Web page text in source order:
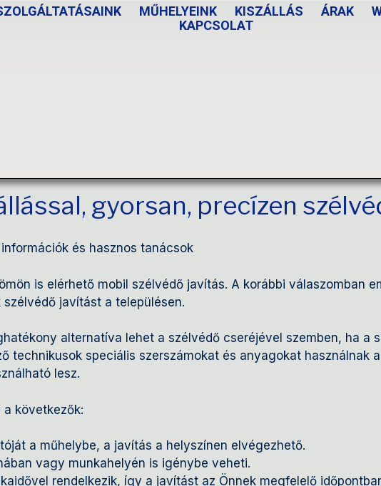
MŰHELYEINK KISZÁLLÁS ÁRAK
KAPCSOLAT
gyorsan, precízen
és hasznos tanácsok
is elérhető mobil szélvédő javítás. A korábbi válaszomban
javítást a településen.
alternatíva lehet a szélvédő cseréjével szemben, ha a
technikusok speciális szerszámokat és anyagokat használnak
lesz.
következők:
a műhelybe, a javítás a helyszínen elvégezhető.
vagy munkahelyén is igénybe veheti.
rendelkezik, így a javítást az Önnek megfelelő